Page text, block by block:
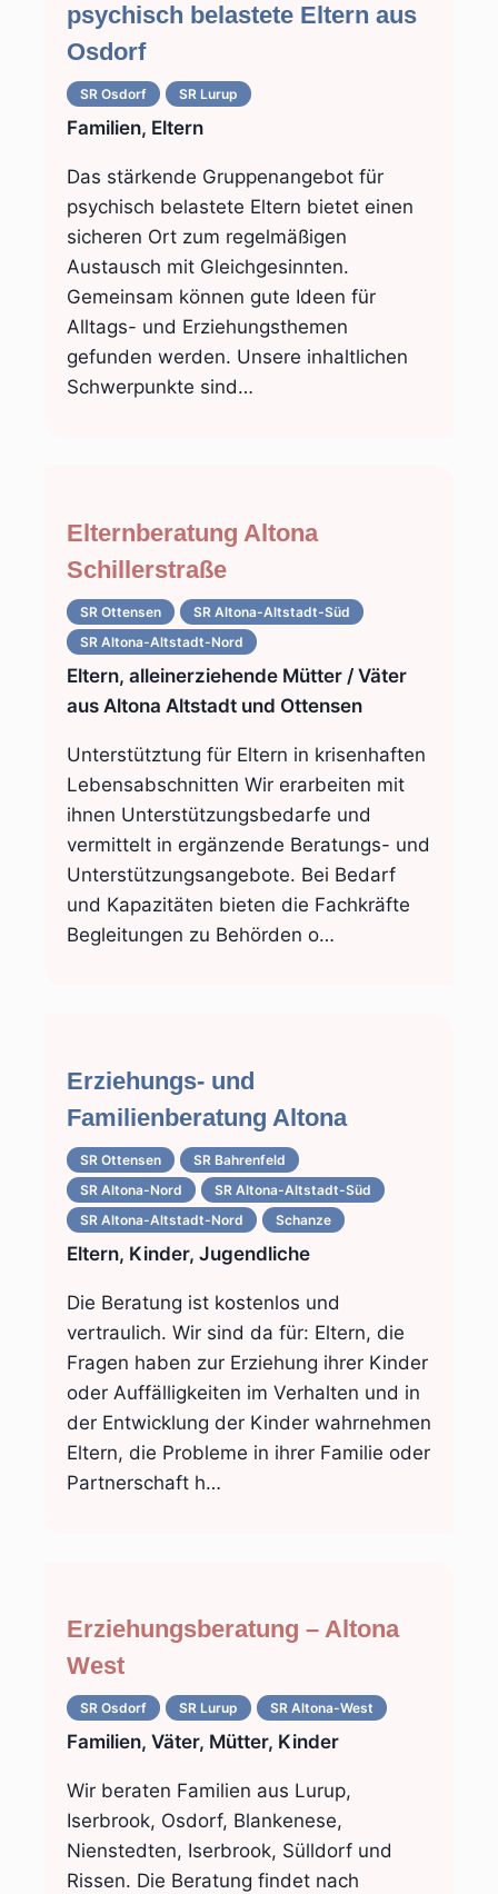
psychisch belastete Eltern aus
Osdorf
SR Osdorf SR Lurup
Familien, Eltern
Das stärkende Gruppenangebot für
psychisch belastete Eltern bietet einen
sicheren Ort zum regelmäßigen
Austausch mit Gleichgesinnten.
Gemeinsam können gute Ideen für
Alltags- und Erziehungsthemen
gefunden werden. Unsere inhaltlichen
Schwerpunkte sind…
Elternberatung Altona
Schillerstraße
SR Ottensen
SR Altona-Altstadt-Süd
SR Altona-Altstadt-Nord
Eltern, alleinerziehende Mütter / Väter
aus Altona Altstadt und Ottensen
Unterstütztung für Eltern in krisenhaften
Lebensabschnitten Wir erarbeiten mit
ihnen Unterstützungsbedarfe und
vermittelt in ergänzende Beratungs- und
Unterstützungsangebote. Bei Bedarf
und Kapazitäten bieten die Fachkräfte
Begleitungen zu Behörden o…
Erziehungs- und
Familienberatung Altona
SR Ottensen
SR Bahrenfeld
SR Altona-Nord
SR Altona-Altstadt-Süd
SR Altona-Altstadt-Nord
Schanze
Eltern, Kinder, Jugendliche
Die Beratung ist kostenlos und
vertraulich. Wir sind da für: Eltern, die
Fragen haben zur Erziehung ihrer Kinder
oder Auffälligkeiten im Verhalten und in
der Entwicklung der Kinder wahrnehmen
Eltern, die Probleme in ihrer Familie oder
Partnerschaft h…
Erziehungsberatung – Altona
West
SR Osdorf SR Lurup SR Altona-West
Familien, Väter, Mütter, Kinder
Wir beraten Familien aus Lurup,
Iserbrook, Osdorf, Blankenese,
Nienstedten, Iserbrook, Sülldorf und
Rissen. Die Beratung findet nach